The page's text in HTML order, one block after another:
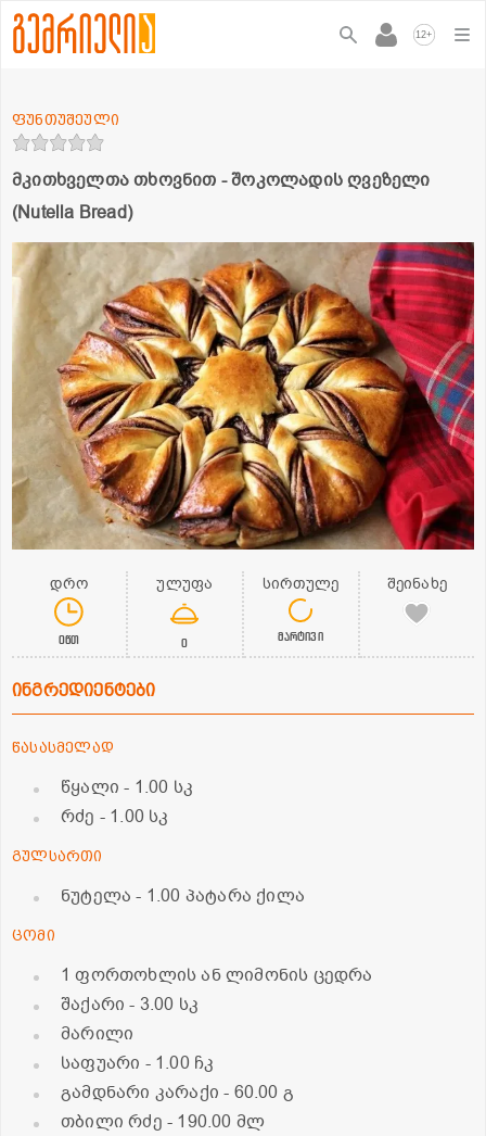
12+
მკითხველთა თხოვნით - შოკოლადის ღვეზელი
(Nutella Bread)
ფუნთუშეული
დრო
0წთ
ულუფა
0
სირთულე
მარტივი
შეინახე
ინგრედიენტები
წასასმელად
წყალი- 1.00 სკ
რძე - 1.00 სკ
გულსართი
ნუტელა- 1.00 პატარა ქილა
ცომი
1 ფორთოხლის ან ლიმონის ცედრა
შაქარი- 3.00 სკ
მარილი
საფუარი - 1.00 ჩკ
გამდნარი კარაქი- 60.00 გ
თბილი რძე - 190.00 მლ